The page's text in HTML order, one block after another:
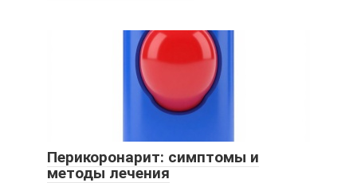
Перикоронарит: симптомы и
методы лечения